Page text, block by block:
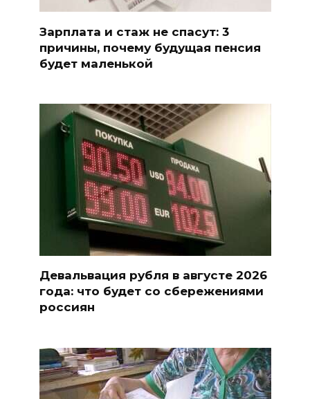
Зарплата и стаж не спасут: 3
причины, почему будущая пенсия
будет маленькой
Девальвация рубля в августе 2026
года: что будет со сбережениями
россиян